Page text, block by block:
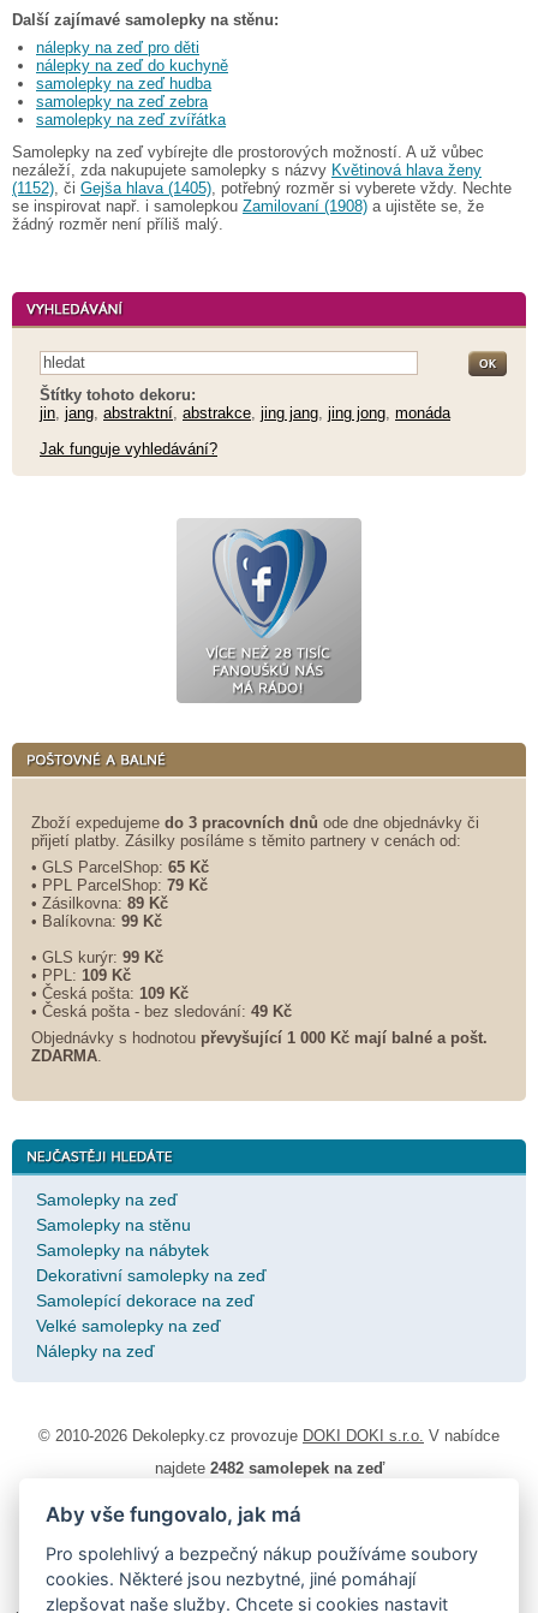
Další zajímavé samolepky na stěnu:
nálepky na zeď pro děti
nálepky na zeď do kuchyně
samolepky na zeď hudba
samolepky na zeď zebra
samolepky na zeď zvířátka
Samolepky na zeď vybírejte dle prostorových možností. A už vůbec
nezáleží, zda nakupujete samolepky s názvy Květinová hlava ženy
(1152) , či Gejša hlava (1405) , potřebný rozměr si vyberete vždy. Nechte
se inspirovat např. i samolepkou Zamilovaní (1908) a ujistěte se, že
žádný rozměr není příliš malý.
Štítky tohoto dekoru:
jin jang abstraktní abstrakce jing jang jing jong monáda
Jak funguje vyhledávání?
Zboží expedujeme do 3 pracovních dnů ode dne objednávky či
přijetí platby. Zásilky posíláme s těmito partnery v cenách od:
• GLS ParcelShop: 65 Kč
• PPL ParcelShop: 79 Kč
• Zásilkovna: 89 Kč
• Balíkovna: 99 Kč
• GLS kurýr: 99 Kč
• PPL: 109 Kč
• Česká pošta: 109 Kč
• Česká pošta - bez sledování: 49 Kč
Objednávky s hodnotou převyšující 1 000 Kč mají balné a pošt.
ZDARMA
Samolepky na zeď
Samolepky na stěnu
Samolepky na nábytek
Dekorativní samolepky na zeď
Samolepící dekorace na zeď
Velké samolepky na zeď
Nálepky na zeď
© 2010-2026 Dekolepky.cz provozuje DOKI DOKI s.r.o. V nabídce
najdete 2482 samolepek na zeď
Návod k lepení|Životnost samolepek na zeď
podmínky|Ochrana osobních údajů|Cookies |Reklamační řád
Impressum
samolepky na auto |fotomagnetky na lednici fotokalendáře
Aby vše fungovalo, jak má
Pro spolehlivý a bezpečný nákup používáme soubory
cookies. Některé jsou nezbytné, jiné pomáhají
zlepšovat naše služby. Chcete sicookies nastavit